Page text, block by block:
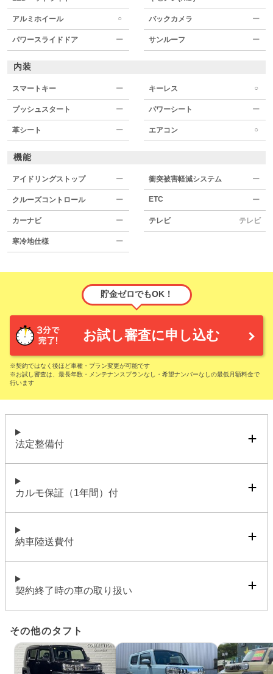
アルミホイール ○ バックカメラ ー
パワースライドドア ー サンルーフ ー
内装
スマートキー ー キーレス ○
プッシュスタート ー パワーシート ー
革シート ー エアコン ○
機能
アイドリングストップ ー 衝突被害軽減システム ー
クルーズコントロール ー ETC ー
カーナビ ー テレビ テレビ
寒冷地仕様 ー
貯金ゼロでもOK！
お試し審査に申し込む
※契約ではなく後ほど車種・プラン変更が可能です
※お試し審査は、最長年数・メンテナンスプランなし・希望ナンバーなしの最低月額料金で
行います
法定整備付
カルモ保証（1年間）付
納車陸送費付
契約終了時の車の取り扱い
その他のタフト